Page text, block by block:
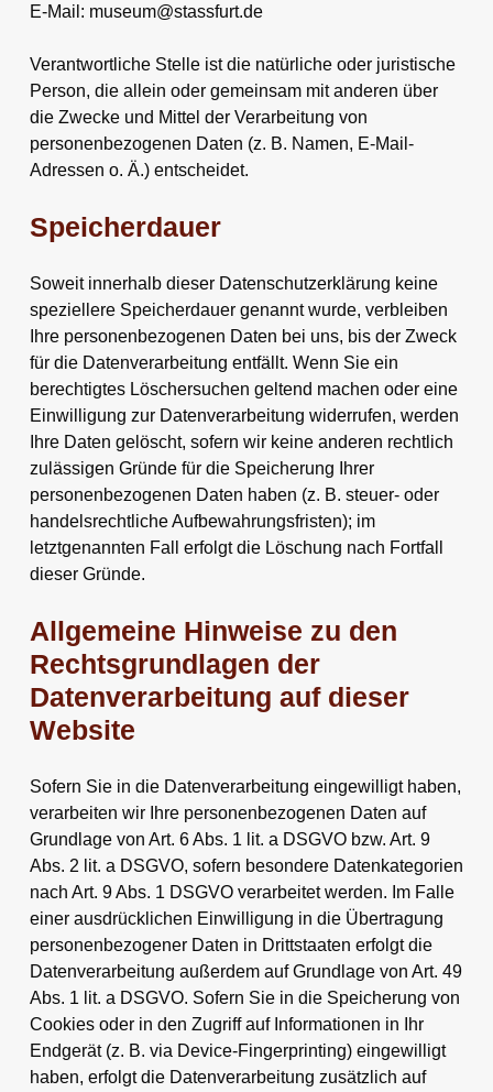
E-Mail: museum@stassfurt.de
Verantwortliche Stelle ist die natürliche oder juristische
Person, die allein oder gemeinsam mit anderen über
die Zwecke und Mittel der Verarbeitung von
personenbezogenen Daten (z. B. Namen, E-Mail-
Adressen o. Ä.) entscheidet.
Speicherdauer
Soweit innerhalb dieser Datenschutzerklärung keine
speziellere Speicherdauer genannt wurde, verbleiben
Ihre personenbezogenen Daten bei uns, bis der Zweck
für die Datenverarbeitung entfällt. Wenn Sie ein
berechtigtes Löschersuchen geltend machen oder eine
Einwilligung zur Datenverarbeitung widerrufen, werden
Ihre Daten gelöscht, sofern wir keine anderen rechtlich
zulässigen Gründe für die Speicherung Ihrer
personenbezogenen Daten haben (z. B. steuer- oder
handelsrechtliche Aufbewahrungsfristen); im
letztgenannten Fall erfolgt die Löschung nach Fortfall
dieser Gründe.
Allgemeine Hinweise zu den
Rechtsgrundlagen der
Datenverarbeitung auf dieser
Website
Sofern Sie in die Datenverarbeitung eingewilligt haben,
verarbeiten wir Ihre personenbezogenen Daten auf
Grundlage von Art. 6 Abs. 1 lit. a DSGVO bzw. Art. 9
Abs. 2 lit. a DSGVO, sofern besondere Datenkategorien
nach Art. 9 Abs. 1 DSGVO verarbeitet werden. Im Falle
einer ausdrücklichen Einwilligung in die Übertragung
personenbezogener Daten in Drittstaaten erfolgt die
Datenverarbeitung außerdem auf Grundlage von Art. 49
Abs. 1 lit. a DSGVO. Sofern Sie in die Speicherung von
Cookies oder in den Zugriff auf Informationen in Ihr
Endgerät (z. B. via Device-Fingerprinting) eingewilligt
haben, erfolgt die Datenverarbeitung zusätzlich auf